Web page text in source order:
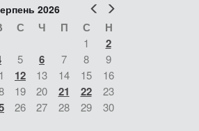
Попер
2026
С Ч П С Н
1 2
5 6 7 8
9
12 13 14 15
16
19 20 21 22
23
26 27 28 29
30